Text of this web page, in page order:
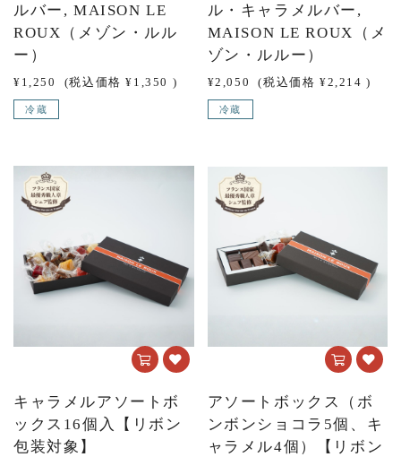
ルバー, MAISON LE
ROUX（メゾン・ルル
ー）
¥1,250 (税込価格 ¥1,350 )
冷蔵
ル・キャラメルバー,
MAISON LE ROUX（メ
ゾン・ルルー）
¥2,050 (税込価格 ¥2,214 )
冷蔵
キャラメルアソートボ
ックス16個入【リボン
包装対象】
アソートボックス（ボ
ンボンショコラ5個、キ
ャラメル4個）【リボン